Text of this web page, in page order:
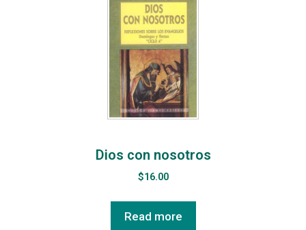
Dios con nosotros
$16.00
Read more